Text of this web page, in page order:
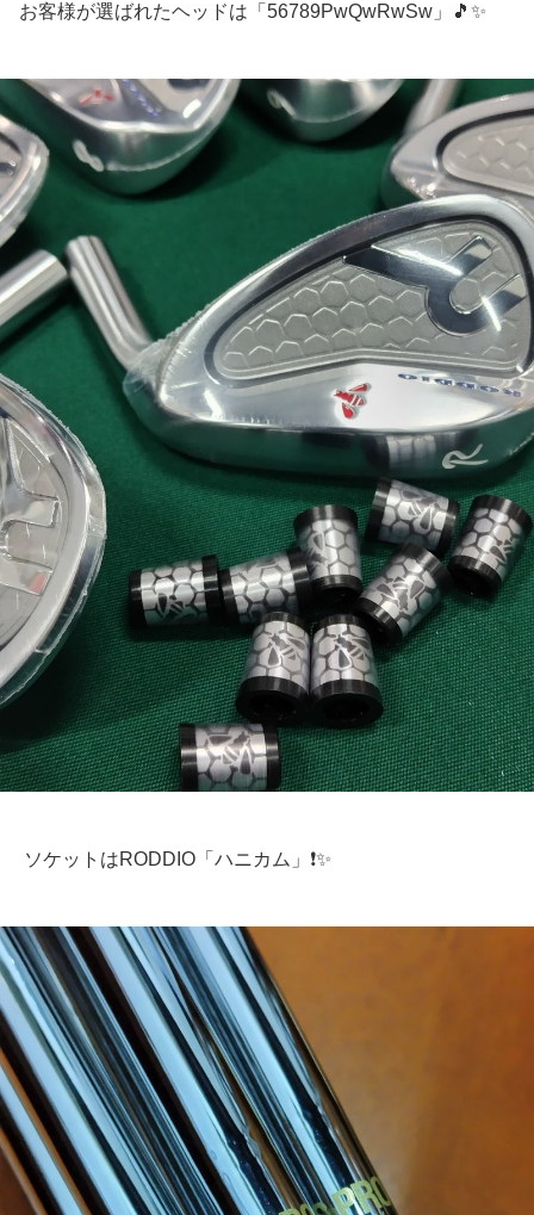
お客様が選ばれたヘッドは「56789PwQwRwSw」🎵✨
ソケットはRODDIO「ハニカム」❗✨